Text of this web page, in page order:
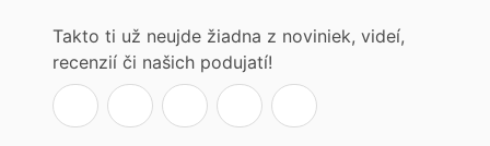
Takto ti už neujde žiadna z noviniek, videí,
recenzií či našich podujatí!